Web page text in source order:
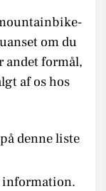
om du
andet formål,
af os hos
denne liste
information.